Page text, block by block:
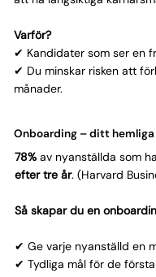
Varför?
✔ Kandidater som ser en
✔ Du minskar risken att
månader.
Onboarding – ditt
78%av nyanställda som
efter tre år. (Harvard
Så skapar du en
✔ Ge varje nyanställd en
✔ Tydliga mål för de